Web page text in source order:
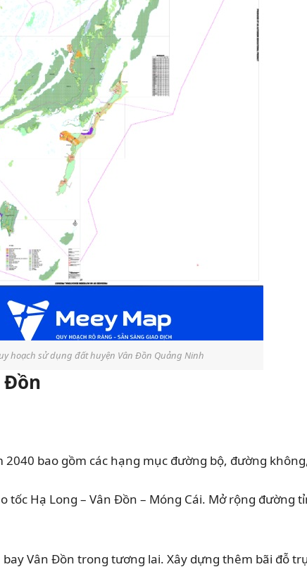
hoạch sử dụng đất huyện Vân Đồn Quảng Ninh
Đồn
bao gồm các hạng mục đường bộ, đường
Hạ Long – Vân Đồn – Móng Cái. Mở rộng đường
Vân Đồn trong tương lai. Xây dựng thêm bãi đỗ